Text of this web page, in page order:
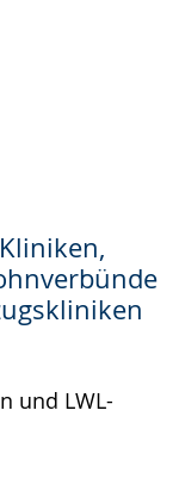
und LWL-